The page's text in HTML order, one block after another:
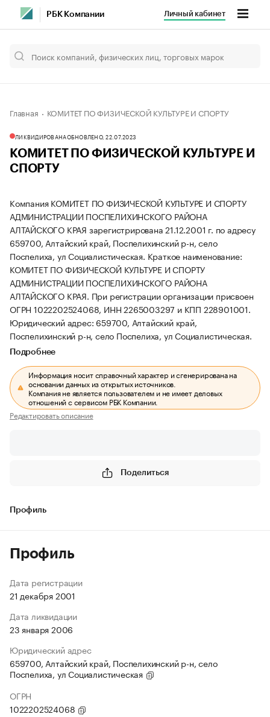
РБК Компании Личный кабинет
Главная КОМИТЕТ ПО ФИЗИЧЕСКОЙ КУЛЬТУРЕ И СПОРТУ
ЛИКВИДИРОВАНАОБНОВЛЕНО, 22.07.2023
КОМИТЕТ ПО ФИЗИЧЕСКОЙ КУЛЬТУРЕ И
СПОРТУ
Компания КОМИТЕТ ПО ФИЗИЧЕСКОЙ КУЛЬТУРЕ И СПОРТУ
АДМИНИСТРАЦИИ ПОСПЕЛИХИНСКОГО РАЙОНА
АЛТАЙСКОГО КРАЯ зарегистрирована 21.12.2001 г. по адресу
659700, Алтайский край, Поспелихинский р-н, село
Поспелиха, ул Социалистическая. Краткое наименование:
КОМИТЕТ ПО ФИЗИЧЕСКОЙ КУЛЬТУРЕ И СПОРТУ
АДМИНИСТРАЦИИ ПОСПЕЛИХИНСКОГО РАЙОНА
АЛТАЙСКОГО КРАЯ. При регистрации организации присвоен
ОГРН 1022202524068, ИНН 2265003297 и КПП 228901001.
Юридический адрес: 659700, Алтайский край,
Поспелихинский р-н, село Поспелиха, ул Социалистическая.
Подробнее
Информация носит справочный характер и сгенерирована на
основании данных из открытых источников.
Компания не является пользователем и не имеет деловых
отношений с сервисом РБК Компании.
Редактировать описание
Поделиться
Профиль
Профиль
Дата регистрации
21 декабря 2001
Дата ликвидации
23 января 2006
Юридический адрес
659700, Алтайский край, Поспелихинский р-н, село
Поспелиха, ул Социалистическая
ОГРН
1022202524068